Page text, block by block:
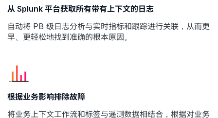
从 Splunk 平台获取所有带有上下文的日志
自动将 PB 级日志分析与实时指标和跟踪进行关联，从而更
早、更轻松地找到准确的根本原因。
根据业务影响排除故障
将业务上下文工作流和标签与遥测数据相结合，根据对业务